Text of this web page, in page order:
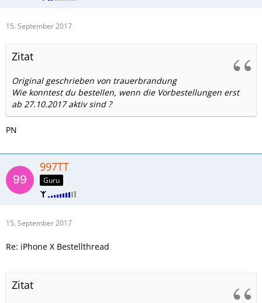
15. September 2017
Zitat
Original geschrieben von trauerbrandung
Wie konntest du bestellen, wenn die Vorbestellungen erst
ab 27.10.2017 aktiv sind ?
PN
997TT
Guru
15. September 2017
Re: iPhone X Bestellthread
Zitat